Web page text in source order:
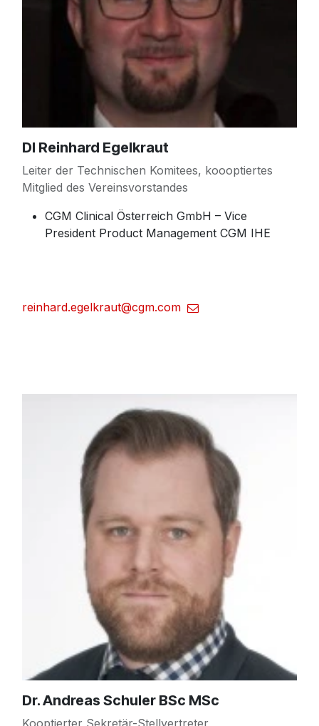
DI Reinhard Egelkraut
Leiter der Technischen Komitees, koooptiertes
Mitglied des Vereinsvorstandes
CGM Clinical Österreich GmbH – Vice
President Product Management CGM IHE
reinhard.egelkraut@cgm.com
Dr. Andreas Schuler BSc MSc
Kooptierter Sekretär-Stellvertreter